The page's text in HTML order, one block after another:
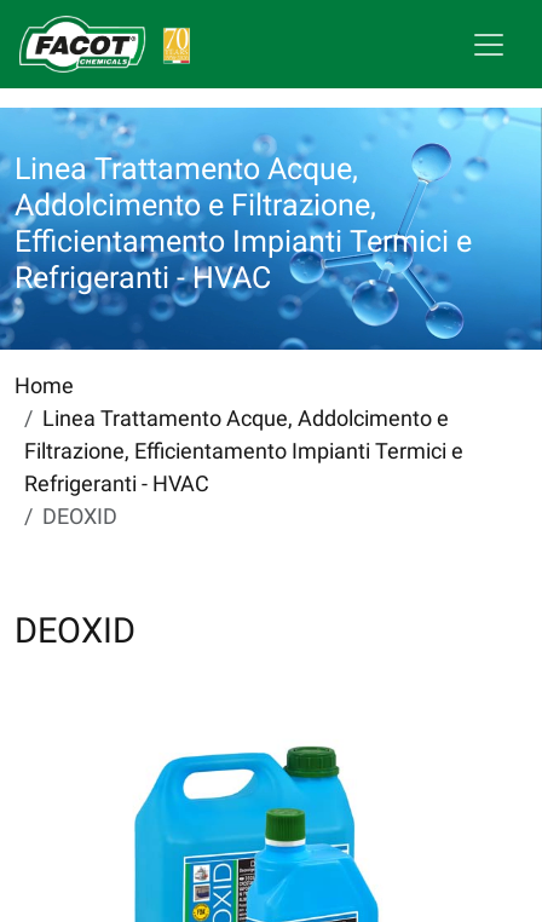
Linea Trattamento Acque,
Addolcimento e Filtrazione,
Efficientamento Impianti Termici e
Refrigeranti - HVAC
Home
Linea Trattamento Acque, Addolcimento e
Filtrazione, Efficientamento Impianti Termici e
Refrigeranti - HVAC
DEOXID
DEOXID